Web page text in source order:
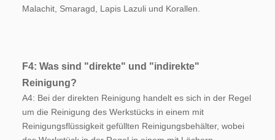
Malachit, Smaragd, Lapis Lazuli und Korallen.
F4: Was sind "direkte" und "indirekte"
Reinigung?
A4: Bei der direkten Reinigung handelt es sich in der Regel
um die Reinigung des Werkstücks in einem mit
Reinigungsflüssigkeit gefüllten Reinigungsbehälter, wobei